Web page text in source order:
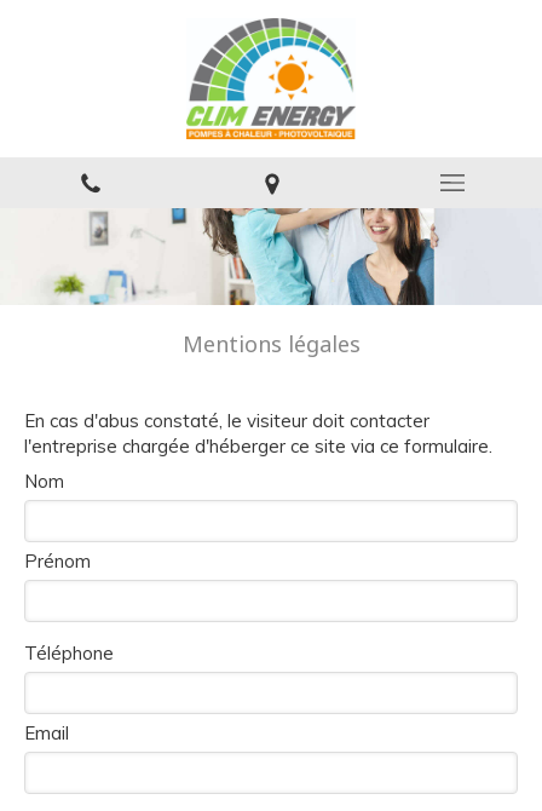
Mentions légales
En cas d'abus constaté, le visiteur doit contacter
l'entreprise chargée d'héberger ce site via ce formulaire.
Nom
Prénom
Téléphone
Email